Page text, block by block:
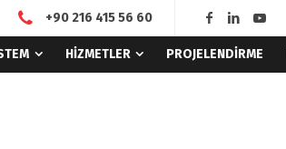
+90 216 415 56 60
HİZMETLER PROJELENDİRME